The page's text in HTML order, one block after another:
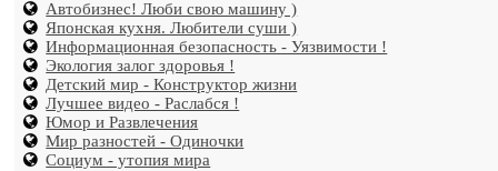
Автобизнес! Люби свою машину )
Японская кухня. Любители суши )
Информационная безопасность - Уязвимости !
Экология залог здоровья !
Детский мир - Конструктор жизни
Лучшее видео - Раслабся !
Юмор и Развлечения
Мир разностей - Одиночки
Социум - утопия мира